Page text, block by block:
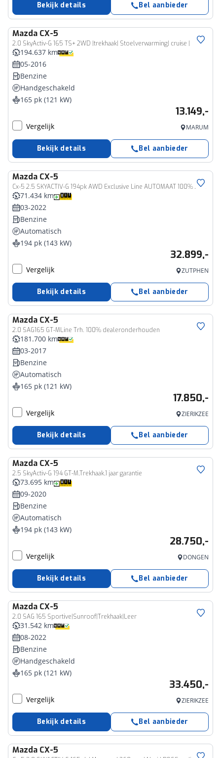
Bekijk details Bel aanbieder
Mazda CX-5
2.0 SkyActiv-G 165 TS+ 2WD |trekhaak| Stoelverwarming| cruise |
194.637 km
05-2016
Benzine
Handgeschakeld
165 pk (121 kW)
13.149,-
Vergelijk MARUM
Bekijk details Bel aanbieder
Mazda CX-5
Cx-5 2.5 SKYACTIV-G 194pk AWD Exclusive Line AUTOMAAT 100% Dealer onderhouden | 360° camera | Rijklaarprijs incl 12 mnd BOVAG garantie & onderhoudsbeurt !
71.434 km
03-2022
Benzine
Automatisch
194 pk (143 kW)
32.899,-
Vergelijk ZUTPHEN
Bekijk details Bel aanbieder
Mazda CX-5
2.0 SAG165 GT-MLine Trh. 100% dealeronderhouden
181.700 km
03-2017
Benzine
Automatisch
165 pk (121 kW)
17.850,-
Vergelijk ZIERIKZEE
Bekijk details Bel aanbieder
Mazda CX-5
2.5 SkyActiv-G 194 GT-M,Trekhaak,1 jaar garantie
73.695 km
09-2020
Benzine
Automatisch
194 pk (143 kW)
28.750,-
Vergelijk DONGEN
Bekijk details Bel aanbieder
Mazda CX-5
2.0 SAG 165 Sportive|Sunroof|Trekhaak|Leer
31.542 km
08-2022
Benzine
Handgeschakeld
165 pk (121 kW)
33.450,-
Vergelijk ZIERIKZEE
Bekijk details Bel aanbieder
Mazda CX-5